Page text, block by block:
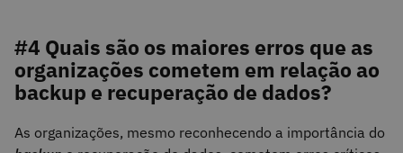
#4 Quais são os maiores erros que as
organizações cometem em relação ao
backup e recuperação de dados?
As organizações, mesmo reconhecendo a importância do